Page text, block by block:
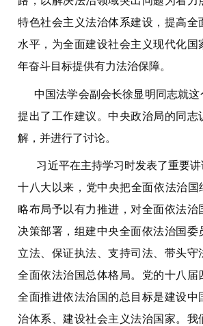
特色社会主义法治体系建设，提高全
水平，为全面建设社会主义现代化国
年奋斗目标提供有力法治保障。
中国法学会副会长徐显明同志就这
提出了工作建议。中央政治局的同志
解，并进行了讨论。
习近平在主持学习时发表了重要
十八大以来，党中央把全面依法治国
略布局予以有力推进，对全面依法治
决策部署，组建中央全面依法治国委
立法、保证执法、支持司法、带头守
全面依法治国总体格局。党的十八届
全面推进依法治国的总目标是建设中
治体系、建设社会主义法治国家。我